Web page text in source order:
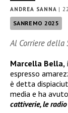
ANDREA SANNA |
SANREMO 2025
Al Corriere della
Marcella Bella,
espresso
è detta
media e ha
cattiverie, le